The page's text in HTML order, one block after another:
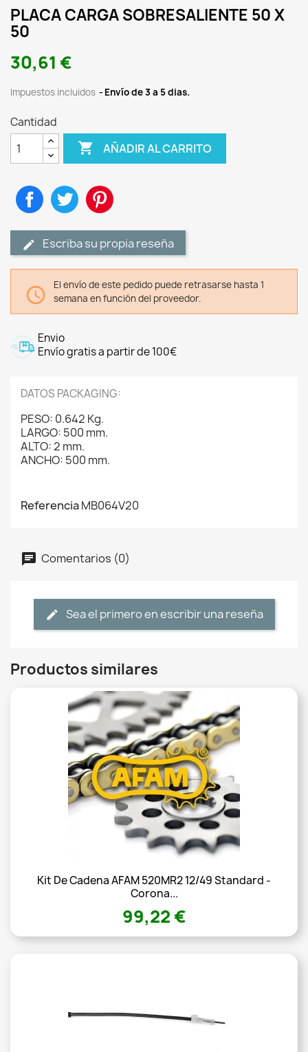
PLACA CARGA SOBRESALIENTE 50 X
50
30,61 €
Impuestos incluidos Envío de 3 a 5 dias.
Cantidad
 AÑADIR AL CARRITO
CompartirTuitear
Escriba su propia reseña

El envío de este pedido puede retrasarse hasta 1
semana en función del proveedor.
Envio
Envío gratis a partir de 100€
DATOS PACKAGING:
PESO: 0.642 Kg.
LARGO: 500 mm.
ALTO: 2 mm.
ANCHO: 500 mm.
ReferenciaMB064V20
Comentarios (0)
Sea el primero en escribir una reseña
Productos similares
Kit De Cadena AFAM 520MR2 12/49 Standard -
Corona...
99,22 €